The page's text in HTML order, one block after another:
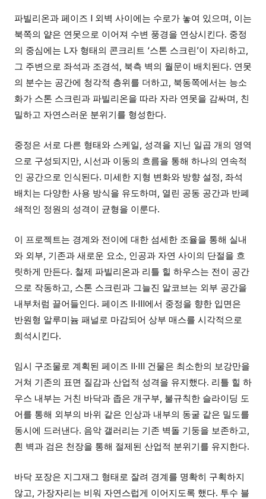
파빌리온과 페이즈 I 외벽 사이에는 수로가 놓여 있으며, 이는
북쪽의 얕은 연못으로 이어져 수변 풍경을 연상시킨다. 중정
의 중심에는 L자 형태의 콘크리트 ‘스톤 스크린’이 자리하고,
그 주변으로 좌석과 조경석, 북측 벽의 월문이 배치된다. 연못
의 분수는 공간에 청각적 층위를 더하고, 북동쪽에서는 능소
화가 스톤 스크린과 파빌리온을 따라 자라 연못을 감싸며, 친
밀하고 자연스러운 분위기를 형성한다.
중정은 서로 다른 형태와 스케일, 성격을 지닌 일곱 개의 영역
으로 구성되지만, 시선과 이동의 흐름을 통해 하나의 연속적
인 공간으로 인식된다. 미세한 지형 변화와 방향 설정, 좌석
배치는 다양한 사용 방식을 유도하며, 열린 공동 공간과 반폐
쇄적인 정원의 성격이 균형을 이룬다.
이 프로젝트는 경계와 전이에 대한 섬세한 조율을 통해 실내
와 외부, 기존과 새로운 요소, 인공과 자연 사이의 단절을 흐
릿하게 만든다. 철제 파빌리온과 리틀 힐 하우스는 전이 공간
으로 작동하고, 스톤 스크린과 그늘진 알코브는 외부 공간을
내부처럼 끌어들인다. 페이즈 II·III에서 중정을 향한 입면은
반원형 알루미늄 패널로 마감되어 상부 매스를 시각적으로
희석시킨다.
임시 구조물로 계획된 페이즈 II·III 건물은 최소한의 보강만을
거쳐 기존의 표면 질감과 산업적 성격을 유지했다. 리틀 힐 하
우스 내부는 거친 바닥과 좁은 개구부, 불규칙한 슬라이딩 도
어를 통해 외부의 바위 같은 인상과 내부의 동굴 같은 밀도를
동시에 드러낸다. 음악 갤러리는 기존 벽돌 기둥을 보존하고,
흰 벽과 검은 천장을 통해 절제된 산업적 분위기를 유지한다.
바닥 포장은 지그재그 형태로 잘려 경계를 명확히 구획하지
않고, 가장자리는 비워 자연스럽게 이어지도록 했다. 투수 블